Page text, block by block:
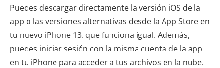
Puedes descargar directamente la versión iOS de la
app o las versiones alternativas desde la App Store en
tu nuevo iPhone 13, que funciona igual. Además,
puedes iniciar sesión con la misma cuenta de la app
en tu iPhone para acceder a tus archivos en la nube.